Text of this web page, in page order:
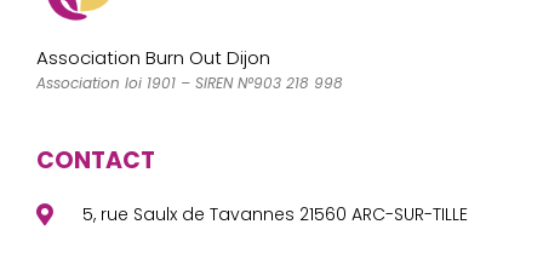
Association Burn Out Dijon
Association loi 1901 – SIREN N°903 218 998
CONTACT
5, rue Saulx de Tavannes 21560 ARC-SUR-TILLE